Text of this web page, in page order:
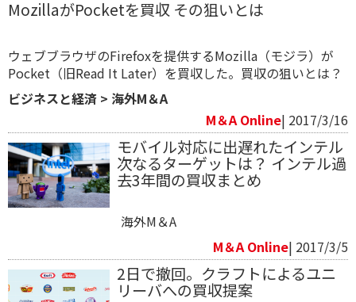
MozillaがPocketを買収 その狙いとは
ウェブブラウザのFirefoxを提供するMozilla（モジラ）が
Pocket（旧Read It Later）を買収した。買収の狙いとは？
ビジネスと経済 > 海外M＆A
M＆A Online| 2017/3/16
​モバイル対応に出遅れたインテル
次なるターゲットは？ インテル過
去3年間の買収まとめ
海外M＆A
M＆A Online| 2017/3/5
2日で撤回。クラフトによるユニ
リーバへの買収提案